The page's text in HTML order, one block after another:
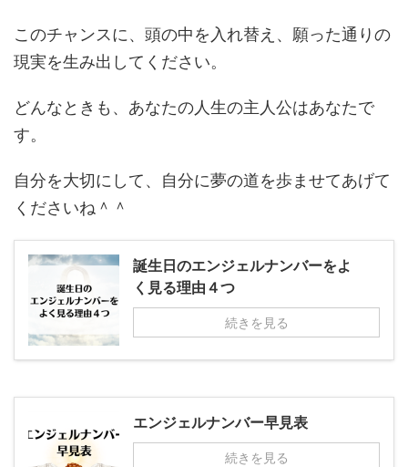
このチャンスに、頭の中を入れ替え、願った通りの
現実を生み出してください。
どんなときも、あなたの人生の主人公はあなたで
す。
自分を大切にして、自分に夢の道を歩ませてあげて
くださいね＾＾
誕生日のエンジェルナンバーをよ
く見る理由４つ
続きを見る
エンジェルナンバー早見表
続きを見る